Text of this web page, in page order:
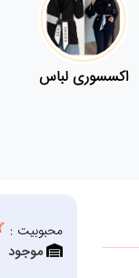
اکسسوری لباس
محبوبیت :
موجود